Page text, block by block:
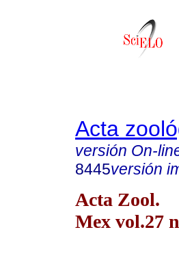
Acta
versión On-
8445versión
Acta Zool.
Mex vol.27